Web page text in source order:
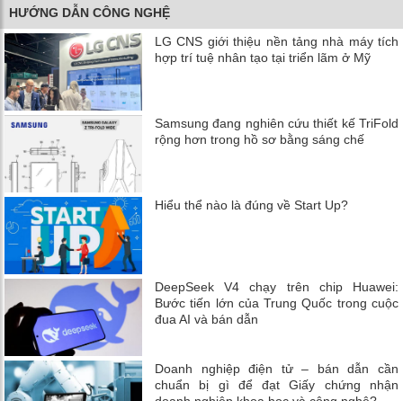
HƯỚNG DẪN CÔNG NGHỆ
LG CNS giới thiệu nền tảng nhà máy tích
hợp trí tuệ nhân tạo tại triển lãm ở Mỹ
Samsung đang nghiên cứu thiết kế TriFold
rộng hơn trong hồ sơ bằng sáng chế
Hiểu thể nào là đúng về Start Up?
DeepSeek V4 chạy trên chip Huawei:
Bước tiến lớn của Trung Quốc trong cuộc
đua AI và bán dẫn
Doanh nghiệp điện tử – bán dẫn cần
chuẩn bị gì để đạt Giấy chứng nhận